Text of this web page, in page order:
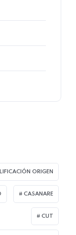
ORIGEN
CASANARE
CUT